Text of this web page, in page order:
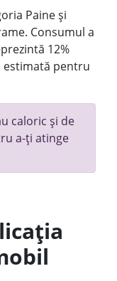
Paine și
Consumul a
12%
estimată pentru
caloric și de
a-ți atinge